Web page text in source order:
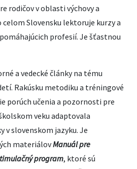
rodičov v oblasti výchovy a
celom Slovensku lektoruje kurzy a
profesií. Je šťastnou
a vedecké články na tému
Rakúsku metodiku a tréningové
porúch učenia a pozornosti pre
veku adaptovala
v slovenskom jazyku. Je
materiálovManuál pre
program, ktoré sú